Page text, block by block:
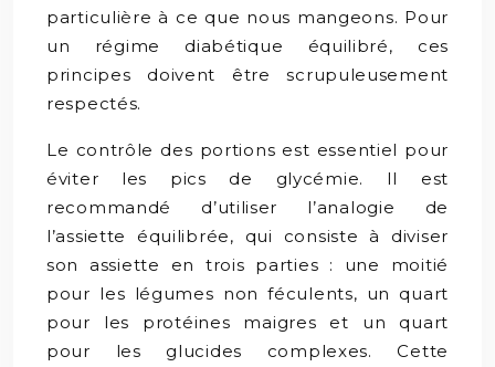
particulière à ce que nous mangeons. Pour
un régime diabétique équilibré, ces
principes doivent être scrupuleusement
respectés.
Le contrôle des portions est essentiel pour
éviter les pics de glycémie. Il est
recommandé d’utiliser l’analogie de
l’assiette équilibrée, qui consiste à diviser
son assiette en trois parties : une moitié
pour les légumes non féculents, un quart
pour les protéines maigres et un quart
pour les glucides complexes. Cette